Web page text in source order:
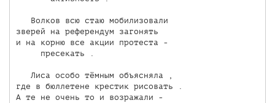
   Волков всю стаю мобилизовали
зверей на референдум загонять
и на корню все акции протеста -
     пресекать .
   Лиса особо тёмным объясняла ,
где в бюллетене крестик рисовать .
А те не очень то и возражали -